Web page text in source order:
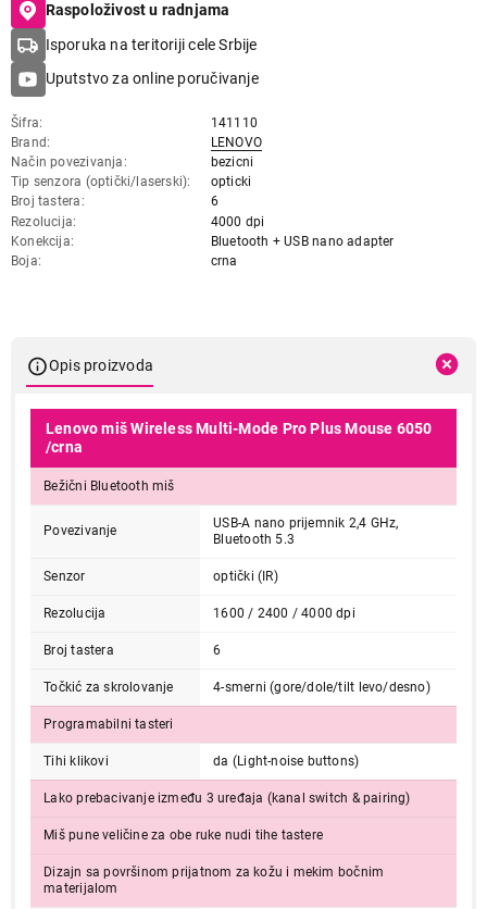
Raspoloživost u radnjama
Isporuka na teritoriji cele Srbije
Uputstvo za online poručivanje
Šifra
141110
Brand
LENOVO
Način povezivanja
bezicni
Tip senzora (optički/laserski)
opticki
Broj tastera
6
Rezolucija
4000 dpi
Konekcija
Bluetooth + USB nano adapter
Boja
crna
Opis proizvoda
Lenovo miš Wireless Multi-Mode Pro Plus Mouse 6050
/crna
Bežični Bluetooth miš
Povezivanje
USB-A nano prijemnik 2,4 GHz,
Bluetooth 5.3
Senzor optički (IR)
Rezolucija 1600 / 2400 / 4000 dpi
Broj tastera 6
Točkić za skrolovanje 4-smerni (gore/dole/tilt levo/desno)
Programabilni tasteri
Tihi klikovi da (Light-noise buttons)
Lako prebacivanje između 3 uređaja (kanal switch & pairing)
Miš pune veličine za obe ruke nudi tihe tastere
Dizajn sa površinom prijatnom za kožu i mekim bočnim
materijalom